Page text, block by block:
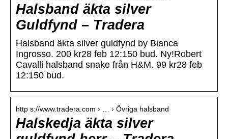
Halsband äkta silver
Guldfynd – Tradera
Halsband äkta silver guldfynd by Bianca
Ingrosso. 200 kr28 feb 12:150 bud. Ny!Robert
Cavalli halsband snake från H&M. 99 kr28 feb
12:150 bud.
http s://www.tradera.com › … › Övriga halsband
Halskedja äkta silver